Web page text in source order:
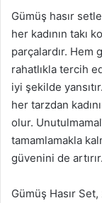
Gümüş hasır
her kadının takı
parçalardır. Hem
rahatlıkla tercih
iyi şekilde
her tarzdan
olur.
tamamlamakla
güvenini de artırır.
Gümüş Hasır